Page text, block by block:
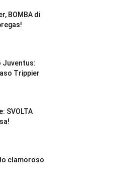
BOMBA di
Juventus:
Trippier
SVOLTA
clamoroso